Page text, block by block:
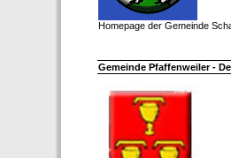
Homepage der Gemeinde
Gemeinde Pfaffenweiler -